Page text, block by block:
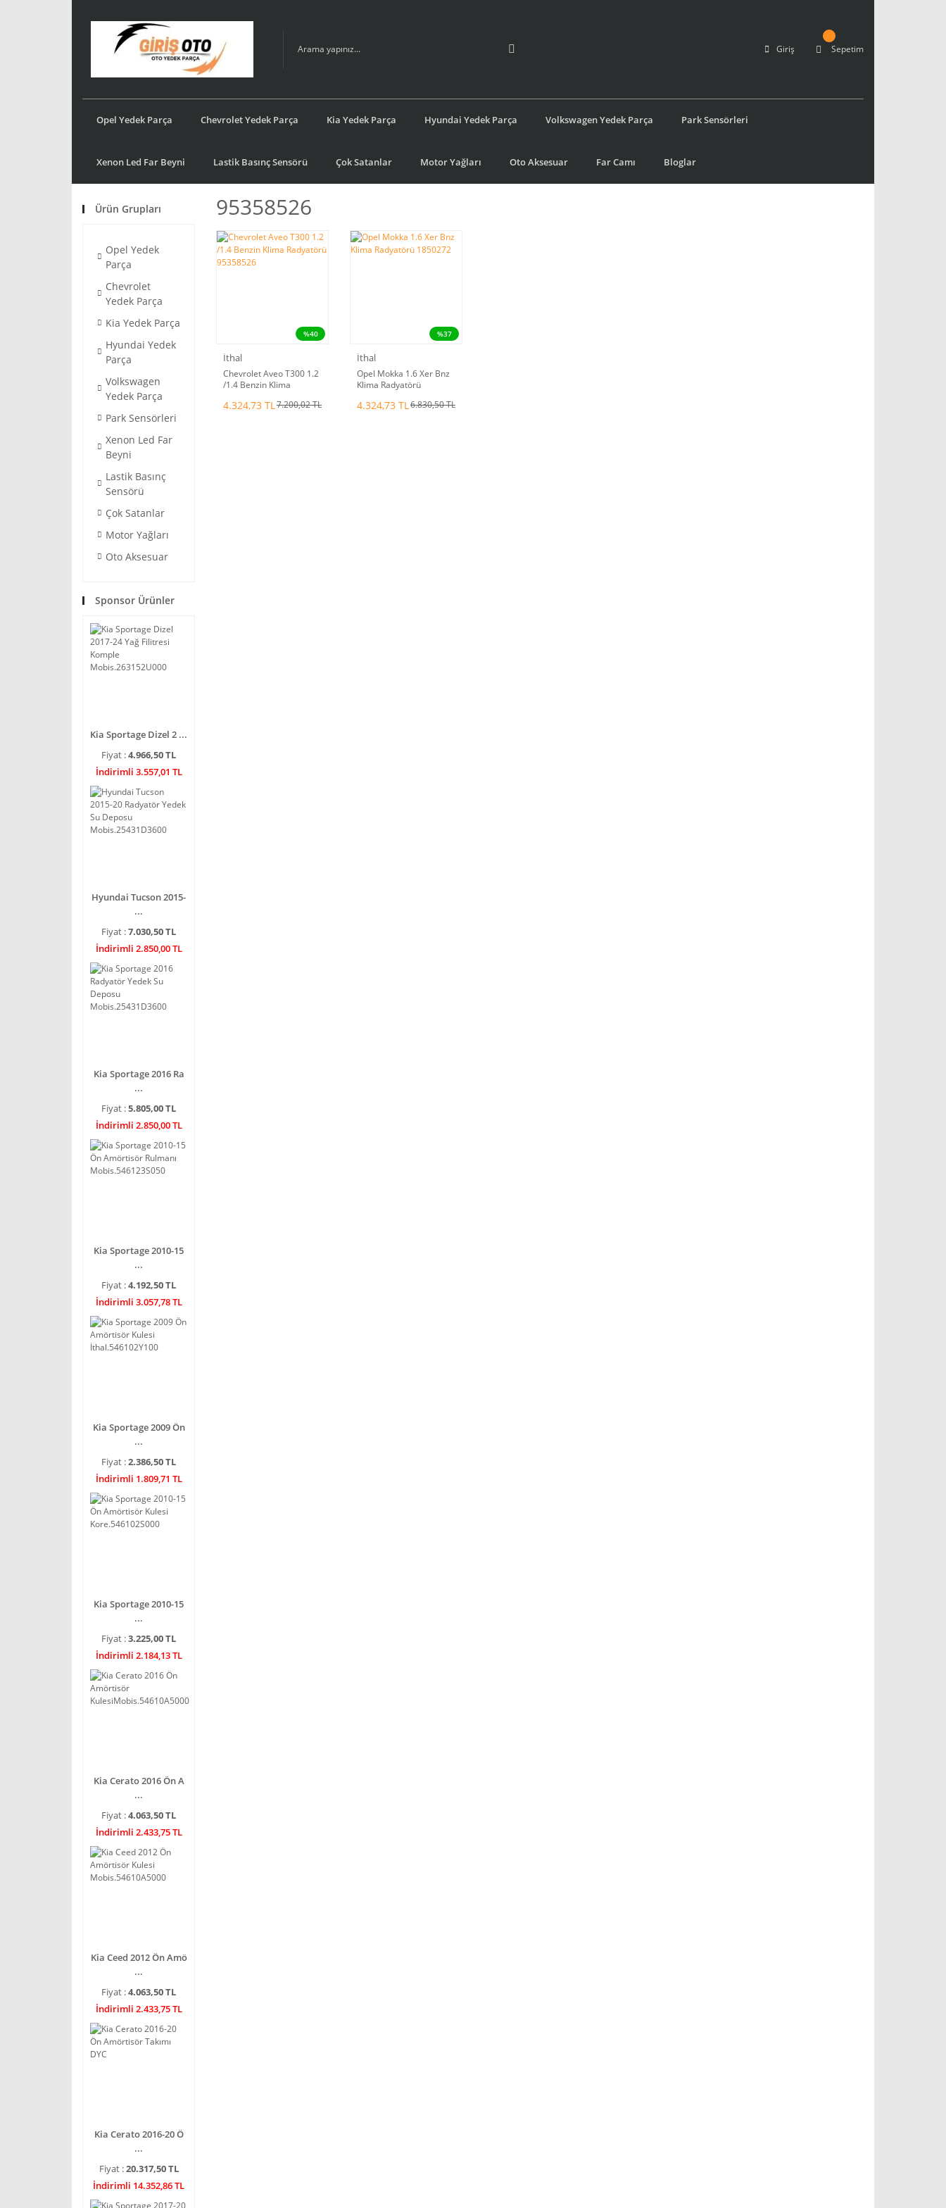
Giriş Sepetim
Opel Yedek Parça Chevrolet Yedek Parça Kia Yedek Parça Hyundai Yedek Parça Volkswagen Yedek Parça Park Sensörleri
Xenon Led Far Beyni Lastik Basınç Sensörü Çok Satanlar Motor Yağları Oto Aksesuar Far Camı Bloglar
Ürün Grupları
Opel Yedek
Parça
Chevrolet
Yedek Parça
Kia Yedek Parça
Hyundai Yedek
Parça
Volkswagen
Yedek Parça
Park Sensörleri
Xenon Led Far
Beyni
Lastik Basınç
Sensörü
Çok Satanlar
Motor Yağları
Oto Aksesuar
Sponsor Ürünler
Kia Sportage Dizel 2 ...
Fiyat :4.966,50 TL
İndirimli 3.557,01 TL
Hyundai Tucson 2015-
...
Fiyat :7.030,50 TL
İndirimli 2.850,00 TL
Kia Sportage 2016 Ra
...
Fiyat :5.805,00 TL
İndirimli 2.850,00 TL
Kia Sportage 2010-15
...
Fiyat :4.192,50 TL
İndirimli 3.057,78 TL
Kia Sportage 2009 Ön
...
Fiyat :2.386,50 TL
İndirimli 1.809,71 TL
Kia Sportage 2010-15
...
Fiyat :3.225,00 TL
İndirimli 2.184,13 TL
Kia Cerato 2016 Ön A
...
Fiyat :4.063,50 TL
İndirimli 2.433,75 TL
Kia Ceed 2012 Ön Amö
...
Fiyat :4.063,50 TL
İndirimli 2.433,75 TL
Kia Cerato 2016-20 Ö
...
Fiyat :20.317,50 TL
İndirimli 14.352,86 TL
95358526
%40
İthal
Chevrolet Aveo T300 1.2
/1.4 Benzin Klima
4.324,73 TL7.200,02 TL
%37
İthal
Opel Mokka 1.6 Xer Bnz
Klima Radyatörü
4.324,73 TL6.830,50 TL